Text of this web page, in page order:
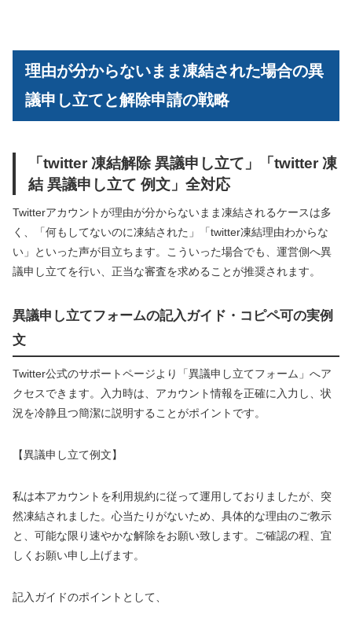
理由が分からないまま凍結された場合の異
議申し立てと解除申請の戦略
「twitter 凍結解除 異議申し立て」「twitter 凍
結 異議申し立て 例文」全対応
Twitterアカウントが理由が分からないまま凍結されるケースは多
く、「何もしてないのに凍結された」「twitter凍結理由わからな
い」といった声が目立ちます。こういった場合でも、運営側へ異
議申し立てを行い、正当な審査を求めることが推奨されます。
異議申し立てフォームの記入ガイド・コピペ可の実例
文
Twitter公式のサポートページより「異議申し立てフォーム」へア
クセスできます。入力時は、アカウント情報を正確に入力し、状
況を冷静且つ簡潔に説明することがポイントです。
【異議申し立て例文】
私は本アカウントを利用規約に従って運用しておりましたが、突
然凍結されました。心当たりがないため、具体的な理由のご教示
と、可能な限り速やかな解除をお願い致します。ご確認の程、宜
しくお願い申し上げます。
記入ガイドのポイントとして、